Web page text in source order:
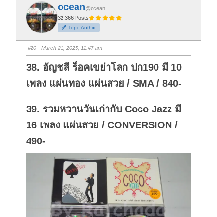
f
o
r
t
h
u
m
d
o
n
.
o
t
h
u
m
u
p
ocean@ocean
32,366 Posts
Topic Author
#20 · March 21, 2025, 11:47 am
38. อัญชลี ร็อคเขย่าโลก ปก190 มี 10
เพลง แผ่นทอง แผ่นสวย / SMA / 840-
39. รวมหวานวันเก่ากับ Coco Jazz มี
16 เพลง แผ่นสวย / CONVERSION /
490-